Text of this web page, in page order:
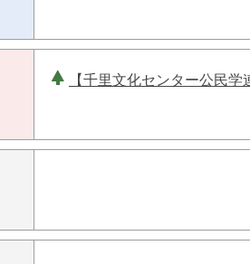
【千里文化センター公民